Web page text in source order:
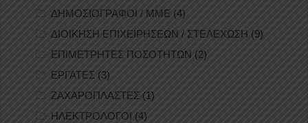
ΔΗΜΟΣΙΟΓΡΑΦΟΙ / ΜΜΕ (4)
ΔΙΟΙΚΗΣΗ ΕΠΙΧΕΙΡΗΣΕΩΝ / ΣΤΕΛΕΧΩΣΗ (9)
ΕΠΙΜΕΤΡΗΤΕΣ ΠΟΣΟΤΗΤΩΝ (2)
ΕΡΓΑΤΕΣ (3)
ΖΑΧΑΡΟΠΛΑΣΤΕΣ (1)
ΗΛΕΚΤΡΟΛΟΓΟΙ (4)